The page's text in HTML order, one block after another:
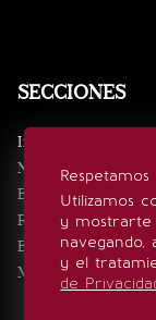
Utilizamos
y mostrarte
navegando,
y el
de
SECCIONES
Inicio
Noticias
Eventos
Realeza
Estilo de vida
Minuto x Minuto